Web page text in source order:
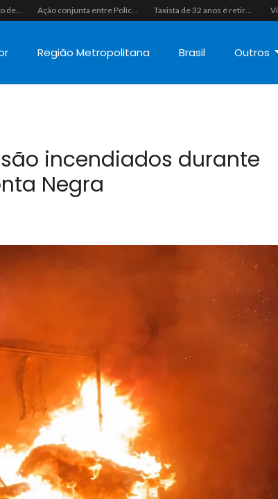
Homem com histórico de crimes sexuais é preso preventivamente por importunação sexual em supermercado de Caicó Ação conjunta entre Polícias Civil e Militar resulta na apreensão de drogas, munições e colete tático em São Gonçalo do Amarante Taxista de 32 anos é retirado de casa à força e executado a tiros na calçada em Macaíba
Região Metropolitana Brasil Outros
incendiados durante
Negra